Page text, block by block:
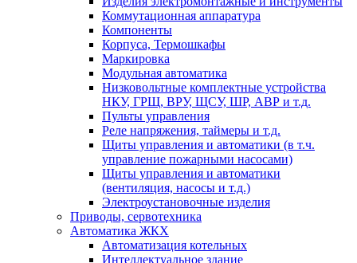
Коммутационная аппаратура
Компоненты
Корпуса, Термошкафы
Маркировка
Модульная автоматика
Низковольтные комплектные устройства
НКУ, ГРЩ, ВРУ, ЩСУ, ШР, АВР и т.д.
Пульты управления
Реле напряжения, таймеры и т.д.
Щиты управления и автоматики (в т.ч.
управление пожарными насосами)
Щиты управления и автоматики
(вентиляция, насосы и т.д.)
Электроустановочные изделия
Приводы, сервотехника
Автоматика ЖКХ
Автоматизация котельных
Интеллектуальное здание